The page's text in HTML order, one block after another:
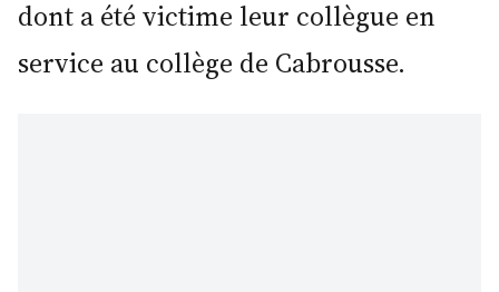
dont a été victime leur collègue en
service au collège de Cabrousse.